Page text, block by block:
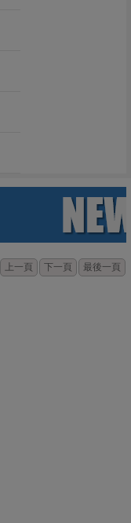
上一頁 下一頁 最後一頁